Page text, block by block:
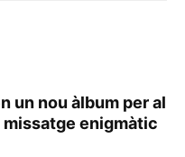
un nou àlbum per al
missatge enigmàtic